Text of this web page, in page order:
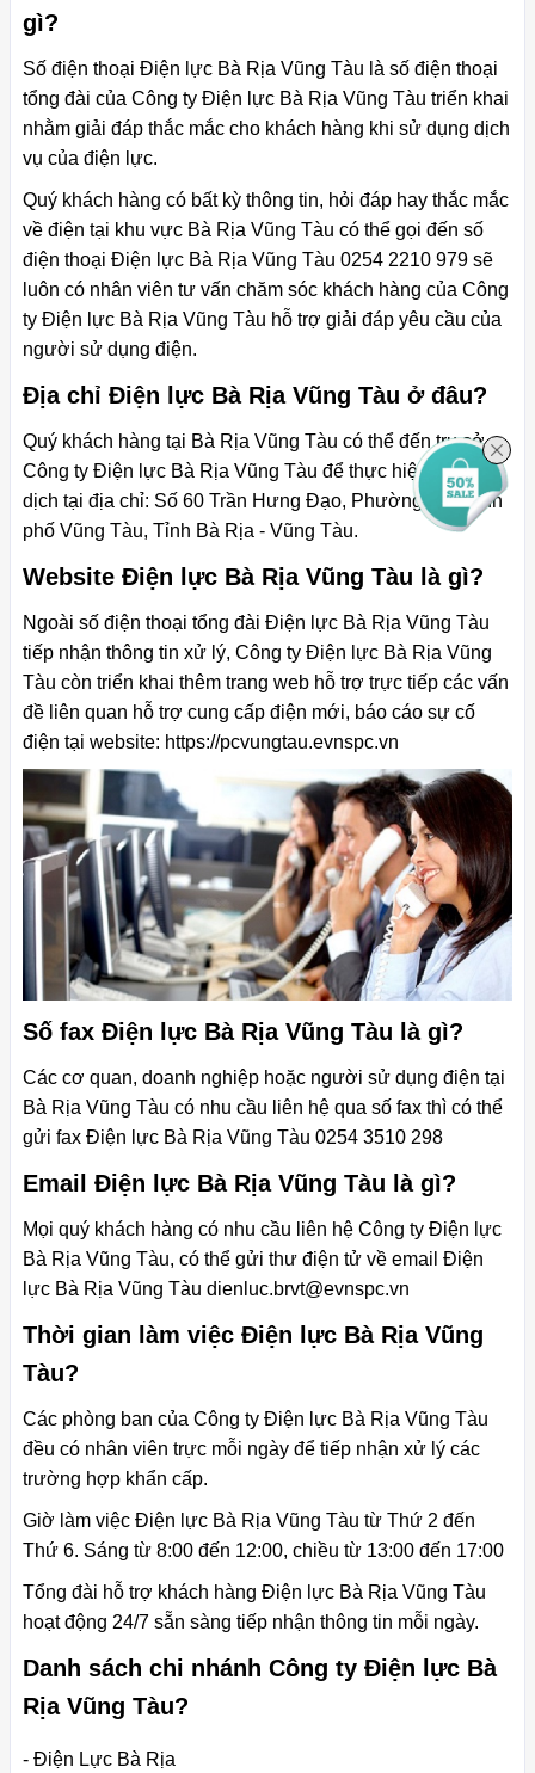
gì?
Số điện thoại Điện lực Bà Rịa Vũng Tàu là số điện thoại
tổng đài của Công ty Điện lực Bà Rịa Vũng Tàu triển khai
nhằm giải đáp thắc mắc cho khách hàng khi sử dụng dịch
vụ của điện lực.
Quý khách hàng có bất kỳ thông tin, hỏi đáp hay thắc mắc
về điện tại khu vực Bà Rịa Vũng Tàu có thể gọi đến số
điện thoại Điện lực Bà Rịa Vũng Tàu 0254 2210 979 sẽ
luôn có nhân viên tư vấn chăm sóc khách hàng của Công
ty Điện lực Bà Rịa Vũng Tàu hỗ trợ giải đáp yêu cầu của
người sử dụng điện.
Địa chỉ Điện lực Bà Rịa Vũng Tàu ở đâu?
Quý khách hàng tại Bà Rịa Vũng Tàu có thể đến trụ sở
Công ty Điện lực Bà Rịa Vũng Tàu để thực hiện các giao
dịch tại địa chỉ: Số 60 Trần Hưng Đạo, Phường 1, Thành
phố Vũng Tàu, Tỉnh Bà Rịa - Vũng Tàu.
Website Điện lực Bà Rịa Vũng Tàu là gì?
Ngoài số điện thoại tổng đài Điện lực Bà Rịa Vũng Tàu
tiếp nhận thông tin xử lý, Công ty Điện lực Bà Rịa Vũng
Tàu còn triển khai thêm trang web hỗ trợ trực tiếp các vấn
đề liên quan hỗ trợ cung cấp điện mới, báo cáo sự cố
điện tại website: https://pcvungtau.evnspc.vn
Số fax Điện lực Bà Rịa Vũng Tàu là gì?
Các cơ quan, doanh nghiệp hoặc người sử dụng điện tại
Bà Rịa Vũng Tàu có nhu cầu liên hệ qua số fax thì có thể
gửi fax Điện lực Bà Rịa Vũng Tàu 0254 3510 298
Email Điện lực Bà Rịa Vũng Tàu là gì?
Mọi quý khách hàng có nhu cầu liên hệ Công ty Điện lực
Bà Rịa Vũng Tàu, có thể gửi thư điện tử về email Điện
lực Bà Rịa Vũng Tàu dienluc.brvt@evnspc.vn
Thời gian làm việc Điện lực Bà Rịa Vũng
Tàu?
Các phòng ban của Công ty Điện lực Bà Rịa Vũng Tàu
đều có nhân viên trực mỗi ngày để tiếp nhận xử lý các
trường hợp khẩn cấp.
Giờ làm việc Điện lực Bà Rịa Vũng Tàu từ Thứ 2 đến
Thứ 6. Sáng từ 8:00 đến 12:00, chiều từ 13:00 đến 17:00
Tổng đài hỗ trợ khách hàng Điện lực Bà Rịa Vũng Tàu
hoạt động 24/7 sẵn sàng tiếp nhận thông tin mỗi ngày.
Danh sách chi nhánh Công ty Điện lực Bà
Rịa Vũng Tàu?
- Điện Lực Bà Rịa